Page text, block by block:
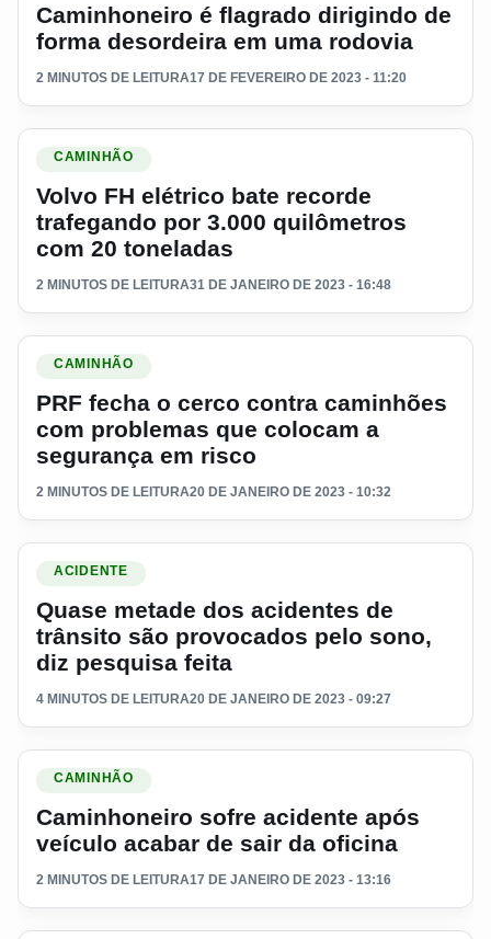
Caminhoneiro é flagrado dirigindo de
forma desordeira em uma rodovia
2 MINUTOS DE LEITURA17 DE FEVEREIRO DE 2023 - 11:20
Ler materia: Volvo FH elétrico bate recorde trafegando por
CAMINHÃO
Volvo FH elétrico bate recorde
trafegando por 3.000 quilômetros
com 20 toneladas
2 MINUTOS DE LEITURA31 DE JANEIRO DE 2023 - 16:48
Ler materia: PRF fecha o cerco contra caminhões com
CAMINHÃO
PRF fecha o cerco contra caminhões
com problemas que colocam a
segurança em risco
2 MINUTOS DE LEITURA20 DE JANEIRO DE 2023 - 10:32
Ler materia: Quase metade dos acidentes de trânsito são
ACIDENTE
Quase metade dos acidentes de
trânsito são provocados pelo sono,
diz pesquisa feita
4 MINUTOS DE LEITURA20 DE JANEIRO DE 2023 - 09:27
Ler materia: Caminhoneiro sofre acidente após veículo
CAMINHÃO
Caminhoneiro sofre acidente após
veículo acabar de sair da oficina
2 MINUTOS DE LEITURA17 DE JANEIRO DE 2023 - 13:16